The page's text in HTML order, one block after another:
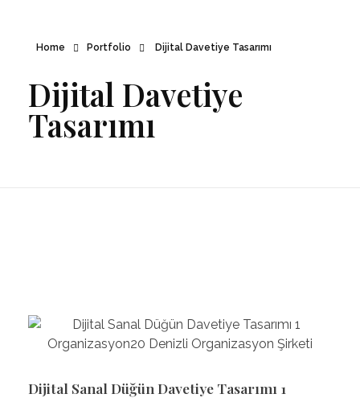
Home Portfolio Dijital Davetiye Tasarımı
Dijital Davetiye
Tasarımı
Dijital Sanal Düğün Davetiye Tasarımı 1